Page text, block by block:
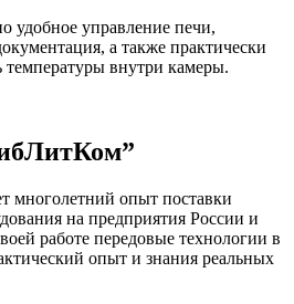
удобное управление печи,
а также практически
температуры внутри камеры.
опыт поставки
на предприятия России и
работе передовые технологии в
опыт и знания реальных